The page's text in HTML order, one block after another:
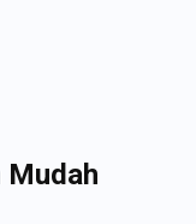
Mudah